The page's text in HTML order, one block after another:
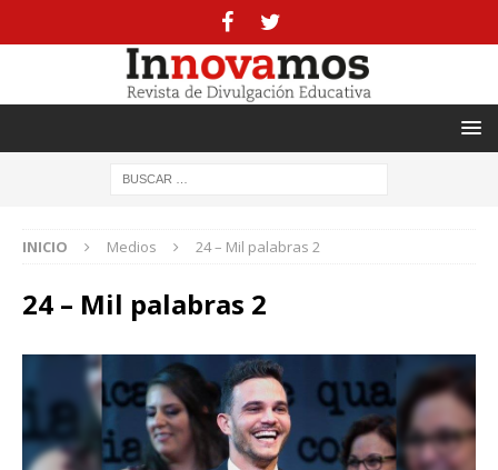
INICIO Medios 24 – Mil palabras 2
24 – Mil palabras 2